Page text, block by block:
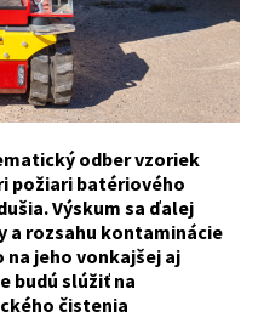
odber vzoriek
požiari batériového
Výskum sa ďalej
a rozsahu kontaminácie
na jeho vonkajšej aj
budú slúžiť na
čistenia